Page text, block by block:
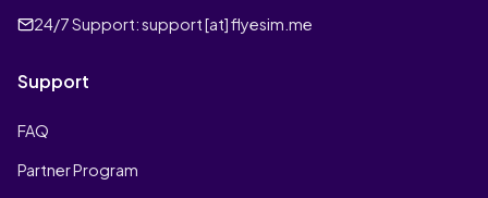
24/7 Support:support [at] flyesim.me
Support
FAQ
Partner Program